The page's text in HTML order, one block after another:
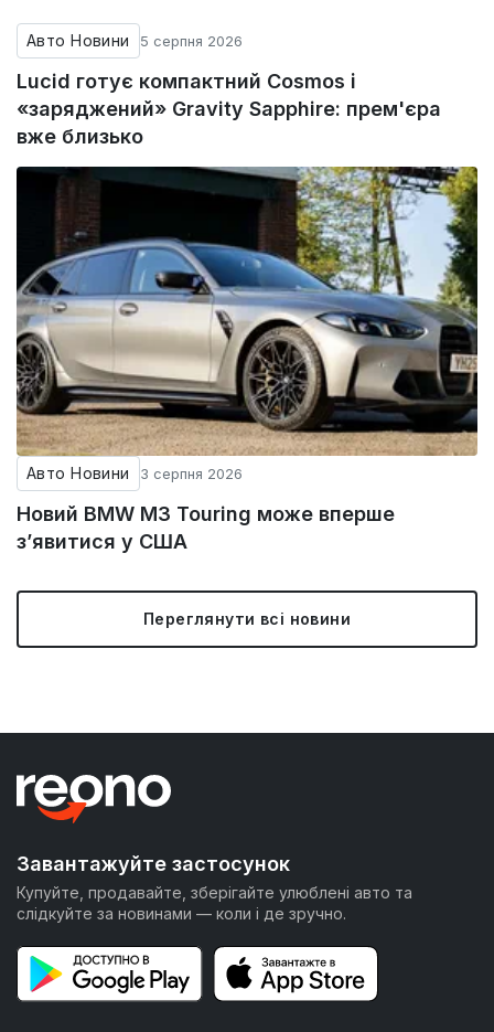
Авто Новини 5 серпня 2026
Lucid готує компактний Cosmos і
«заряджений» Gravity Sapphire: прем'єра
вже близько
Авто Новини 3 серпня 2026
Новий BMW M3 Touring може вперше
з’явитися у США
Переглянути всі новини
Завантажуйте застосунок
Купуйте, продавайте, зберігайте улюблені авто та
слідкуйте за новинами — коли і де зручно.